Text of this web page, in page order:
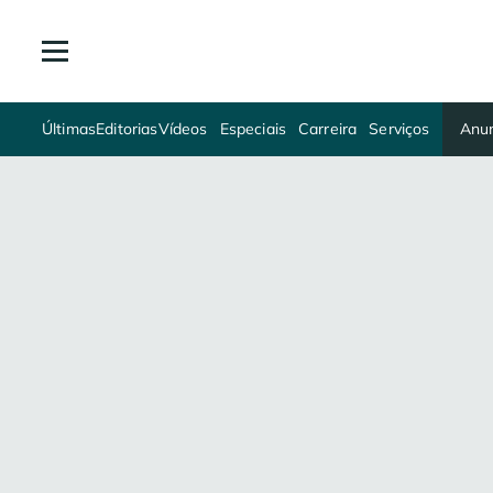
ÚltimasEditoriasVídeos Especiais Carreira Serviços